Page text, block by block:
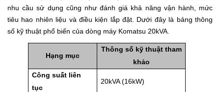
nhu cầu sử dụng cũng như đánh giá khả năng vận hành, mức
tiêu hao nhiên liệu và điều kiện lắp đặt. Dưới đây là bảng thông
số kỹ thuật phổ biến của dòng máy Komatsu 20kVA.
Hạng mục
Thông số kỹ thuật tham
khảo
Công suất liên
tục
20kVA (16kW)